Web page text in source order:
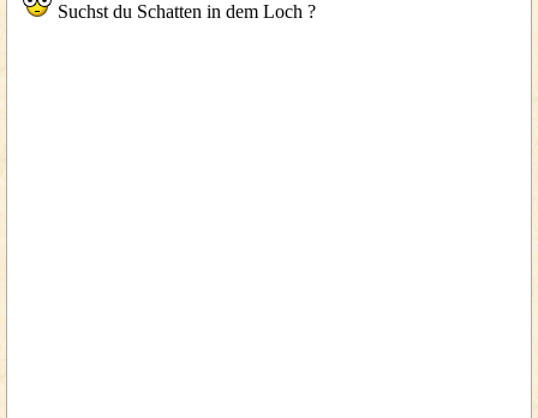
Suchst du Schatten in dem Loch ?